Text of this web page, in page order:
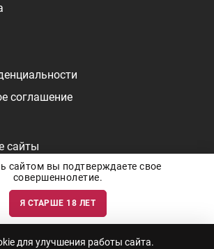
соглашение
сайты
наличии товаров носит ознакомительный
не точной. Цены на импортные товары особенно
товаров и цен вы так же можете уточнить по
66с 11-22 ежедневно.
сайтом вы подтверждаете свое
совершеннолетие.
Я СТАРШЕ 18 ЛЕТ
для улучшения работы сайта.